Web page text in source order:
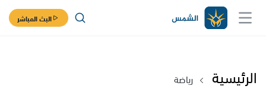
البث المباشر
الرئيسية رياضة